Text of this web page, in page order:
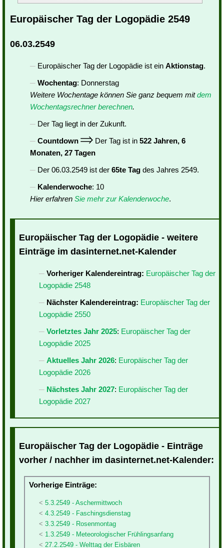
Europäischer Tag der Logopädie 2549
06.03.2549
Europäischer Tag der Logopädie ist ein Aktionstag.
Wochentag: Donnerstag
Weitere Wochentage können Sie ganz bequem mitdem
Wochentagsrechner berechnen.
Der Tag liegt in der Zukunft.
Countdown
Der Tag ist in 522 Jahren, 6
Monaten, 27 Tagen
Der 06.03.2549 ist der 65te Tag des Jahres 2549.
Kalenderwoche: 10
Hier erfahren Sie mehr zur Kalenderwoche.
Europäischer Tag der Logopädie - weitere
Einträge im dasinternet.net-Kalender
Vorheriger Kalendereintrag: Europäischer Tag der
Logopädie 2548
Nächster Kalendereintrag: Europäischer Tag der
Logopädie 2550
Vorletztes Jahr 2025: Europäischer Tag der
Logopädie 2025
Aktuelles Jahr 2026: Europäischer Tag der
Logopädie 2026
Nächstes Jahr 2027: Europäischer Tag der
Logopädie 2027
Europäischer Tag der Logopädie - Einträge
vorher / nachher im dasinternet.net-Kalender:
Vorherige Einträge:
5.3.2549 - Aschermittwoch
4.3.2549 - Faschingsdienstag
3.3.2549 - Rosenmontag
1.3.2549 - Meteorologischer Frühlingsanfang
27.2.2549 - Welttag der Eisbären